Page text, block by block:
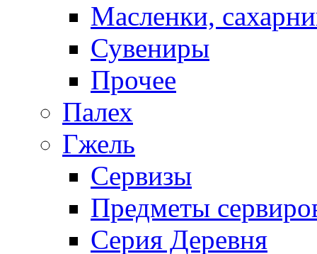
Масленки,
Сувениры
Прочее
Палех
Гжель
Сервизы
Предметы
Серия Деревня